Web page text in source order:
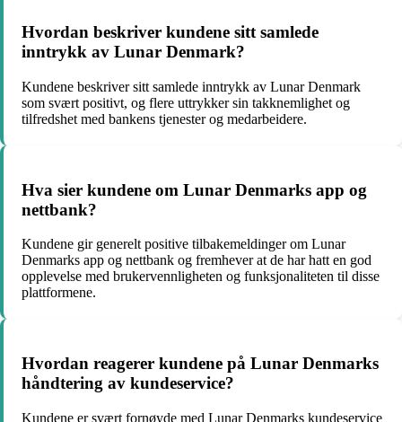
Hvordan beskriver kundene sitt samlede
inntrykk av Lunar Denmark?
Kundene beskriver sitt samlede inntrykk av Lunar Denmark
som svært positivt, og flere uttrykker sin takknemlighet og
tilfredshet med bankens tjenester og medarbeidere.
Hva sier kundene om Lunar Denmarks app og
nettbank?
Kundene gir generelt positive tilbakemeldinger om Lunar
Denmarks app og nettbank og fremhever at de har hatt en god
opplevelse med brukervennligheten og funksjonaliteten til disse
plattformene.
Hvordan reagerer kundene på Lunar Denmarks
håndtering av kundeservice?
Kundene er svært fornøyde med Lunar Denmarks kundeservice